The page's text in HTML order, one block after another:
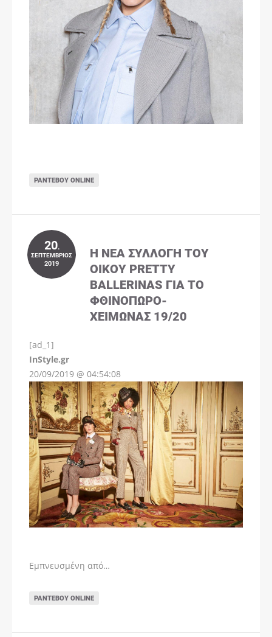
ΡΑΝΤΕΒΟΎ ONLINE
20.
ΣΕΠΤΈΜΒΡΙΟΣ
2019
Η ΝΈΑ ΣΥΛΛΟΓΉ ΤΟΥ
ΟΊΚΟΥ PRETTY
BALLERINAS ΓΙΑ ΤΟ
ΦΘΙΝΌΠΩΡΟ-
ΧΕΙΜΏΝΑΣ 19/20
[ad_1]
InStyle.gr
20/09/2019 @ 04:54:08
Εμπνευσμένη από…
ΡΑΝΤΕΒΟΎ ONLINE